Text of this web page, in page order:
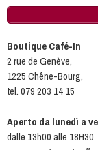
Boutique Café-In
2 rue de Genève,
1225 Chêne-Bourg,
tel. 079 203 14 15
Aperto da lunedì a
dalle 13h00 alle 18H30